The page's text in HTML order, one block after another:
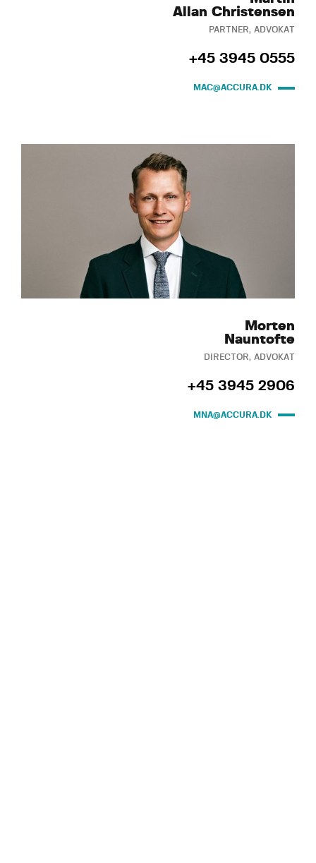
Allan Christensen
PARTNER, ADVOKAT
+45 3945 0555
MAC@ACCURA.DK
Morten
Nauntofte
DIRECTOR, ADVOKAT
+45 3945 2906
MNA@ACCURA.DK